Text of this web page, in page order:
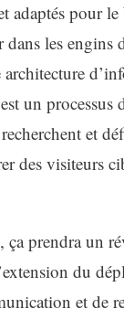
adaptés pour
les engins
un processus
et
des visiteurs
prendra un
du
et de